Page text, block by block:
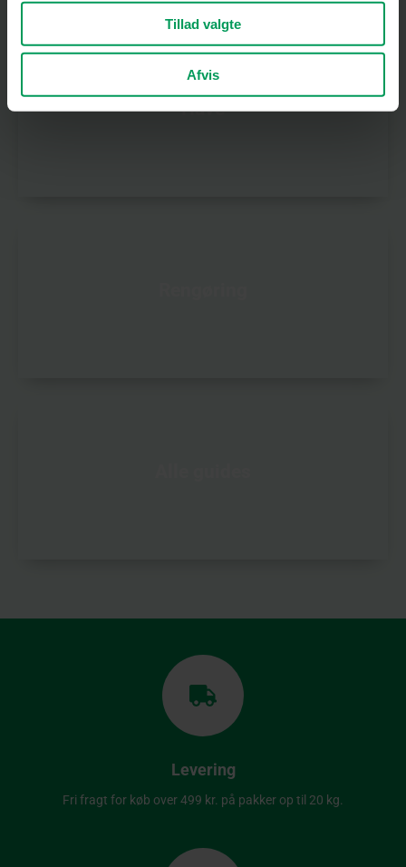
Tillad valgte
Afvis
Have
Levering
Fri fragt for køb over 499 kr. på pakker op til 20 kg.